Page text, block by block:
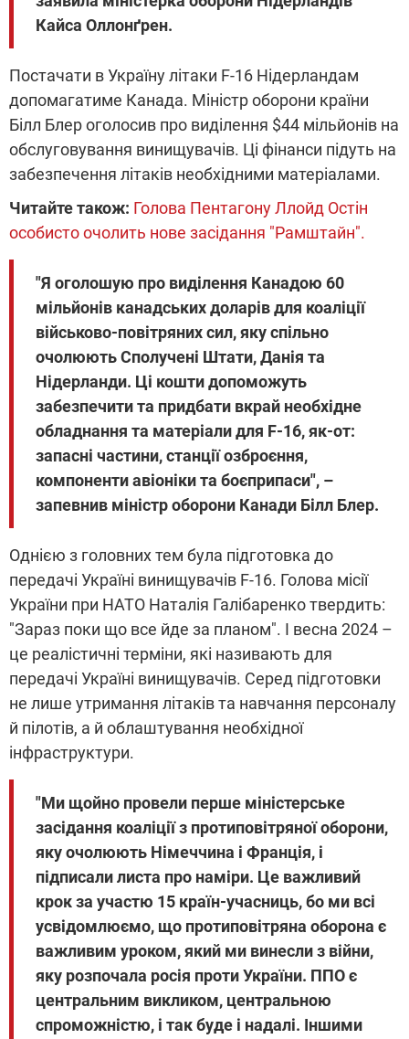
Кайса Оллонґрен.
Постачати в Україну літаки F-16 Нідерландам
допомагатиме Канада. Міністр оборони країни
Білл Блер оголосив про виділення $44 мільйонів на
обслуговування винищувачів. Ці фінанси підуть на
забезпечення літаків необхідними матеріалами.
Читайте також: Голова Пентагону Ллойд Остін
особисто очолить нове засідання "Рамштайн".
"Я оголошую про виділення Канадою 60
мільйонів канадських доларів для коаліції
військово-повітряних сил, яку спільно
очолюють Сполучені Штати, Данія та
Нідерланди. Ці кошти допоможуть
забезпечити та придбати вкрай необхідне
обладнання та матеріали для F-16, як-от:
запасні частини, станції озброєння,
компоненти авіоніки та боєприпаси", –
запевнив міністр оборони Канади Білл Блер.
Однією з головних тем була підготовка до
передачі Україні винищувачів F-16. Голова місії
України при НАТО Наталія Галібаренко твердить:
"Зараз поки що все йде за планом". І весна 2024 –
це реалістичні терміни, які називають для
передачі Україні винищувачів. Серед підготовки
не лише утримання літаків та навчання персоналу
й пілотів, а й облаштування необхідної
інфраструктури.
"Ми щойно провели перше міністерське
засідання коаліції з протиповітряної оборони,
яку очолюють Німеччина і Франція, і
підписали листа про наміри. Це важливий
крок за участю 15 країн-учасниць, бо ми всі
усвідомлюємо, що протиповітряна оборона є
важливим уроком, який ми винесли з війни,
яку розпочала росія проти України. ППО є
центральним викликом, центральною
спроможністю, і так буде і надалі. Іншими